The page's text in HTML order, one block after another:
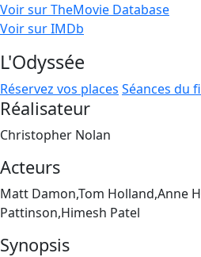
Voir sur TheMovie Database
Voir sur IMDb
L'Odyssée
Réservez vos places Séances du
Réalisateur
Christopher Nolan
Acteurs
Matt Damon,Tom Holland,Anne
Pattinson,Himesh Patel
Synopsis